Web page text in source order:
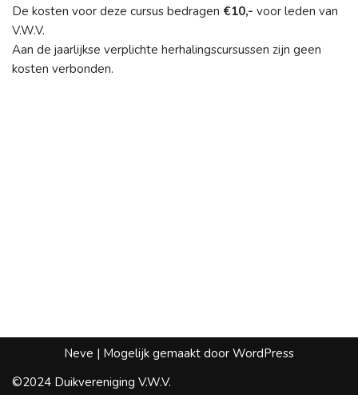
De kosten voor deze cursus bedragen €10,- voor leden van
V.W.V.
Aan de jaarlijkse verplichte herhalingscursussen zijn geen
kosten verbonden.
Neve | Mogelijk gemaakt door WordPress
©2024 Duikvereniging V.W.V.